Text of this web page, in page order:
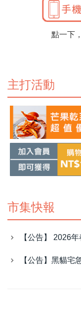
點一下
主打活動
市集快報
【公告】 2026
【公告】黑貓宅